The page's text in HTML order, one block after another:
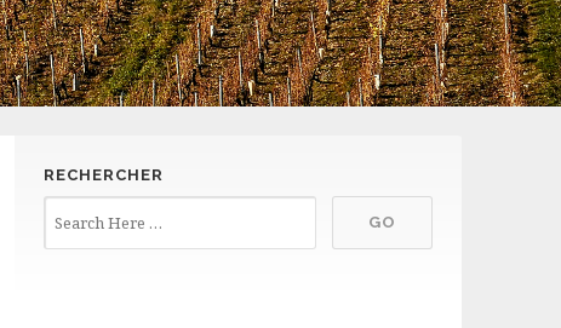
RECHERCHER